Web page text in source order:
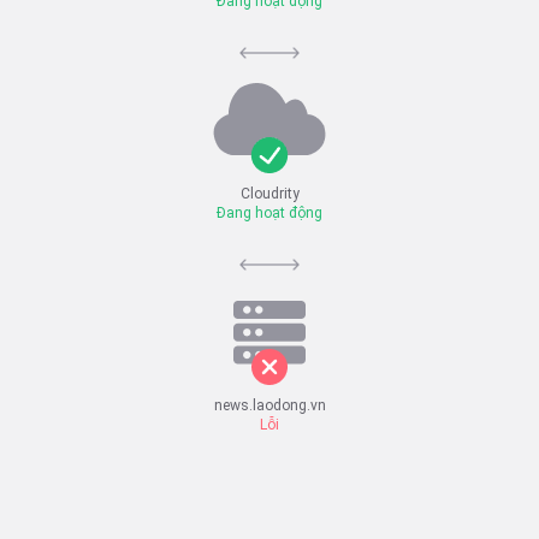
Cloudrity
Đang hoạt động
news.laodong.vn
Lỗi